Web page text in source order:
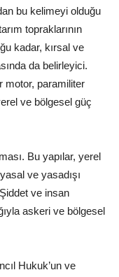
bu kelimeyi olduğu
topraklarının
kadar, kırsal ve
da belirleyici.
motor, paramiliter
ve bölgesel güç
Bu yapılar, yerel
ve yasadışı
ve insan
askeri ve bölgesel
Hukuk’un ve